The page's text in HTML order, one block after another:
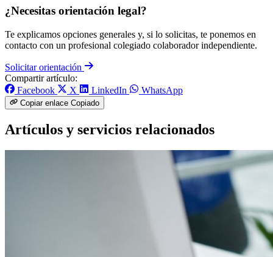
¿Necesitas orientación legal?
Te explicamos opciones generales y, si lo solicitas, te ponemos en
contacto con un profesional colegiado colaborador independiente.
Solicitar orientación
Compartir artículo:
Facebook
X LinkedIn WhatsApp
Copiar enlace Copiado
Artículos y servicios relacionados